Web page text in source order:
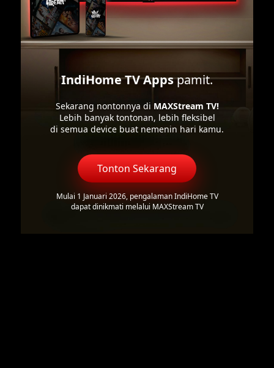
IndiHome TV Appspamit.
Sekarang nontonnya di MAXStream TV!
Lebih banyak tontonan, lebih fleksibel
di semua device buat nemenin hari kamu.
Tonton Sekarang
Mulai 1 Januari 2026, pengalaman IndiHome TV
dapat dinikmati melalui MAXStream TV